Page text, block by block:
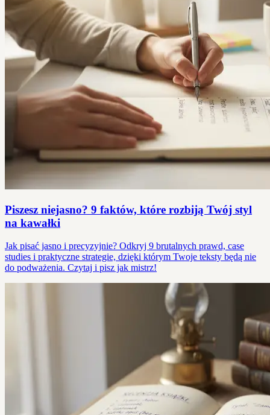
Piszesz niejasno? 9 faktów, które rozbiją Twój styl
na kawałki
Jak pisać jasno i precyzyjnie? Odkryj 9 brutalnych prawd, case
studies i praktyczne strategie, dzięki którym Twoje teksty będą nie
do podważenia. Czytaj i pisz jak mistrz!